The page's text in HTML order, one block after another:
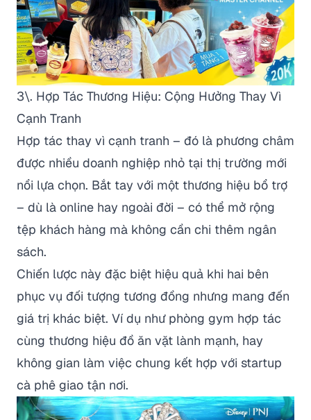
3\. Hợp Tác Thương Hiệu: Cộng Hưởng Thay Vì
Cạnh Tranh
Hợp tác thay vì cạnh tranh – đó là phương châm
được nhiều doanh nghiệp nhỏ tại thị trường mới
nổi lựa chọn. Bắt tay với một thương hiệu bổ trợ
– dù là online hay ngoài đời – có thể mở rộng
tệp khách hàng mà không cần chi thêm ngân
sách.
Chiến lược này đặc biệt hiệu quả khi hai bên
phục vụ đối tượng tương đồng nhưng mang đến
giá trị khác biệt. Ví dụ như phòng gym hợp tác
cùng thương hiệu đồ ăn vặt lành mạnh, hay
không gian làm việc chung kết hợp với startup
cà phê giao tận nơi.